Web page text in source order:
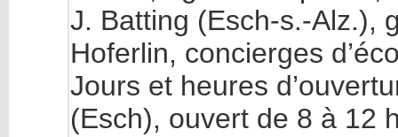
J. Batting (Esch-s.-Alz.),
Hoferlin, concierges
Jours et heures
(Esch), ouvert de 8 à 12